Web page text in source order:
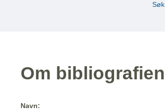
Søk
Om bibliografien
Navn: